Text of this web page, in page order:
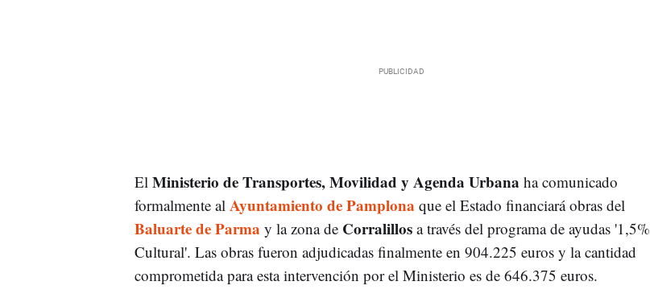
El Ministerio de Transportes, Movilidad y Agenda Urbana ha comunicado
formalmente al Ayuntamiento de Pamplona que el Estado financiará obras del
Baluarte de Parma y la zona de Corralillos a través del programa de ayudas '1,5%
Cultural'. Las obras fueron adjudicadas finalmente en 904.225 euros y la cantidad
comprometida para esta intervención por el Ministerio es de 646.375 euros.